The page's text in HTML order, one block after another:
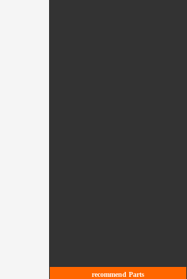
recommend Parts